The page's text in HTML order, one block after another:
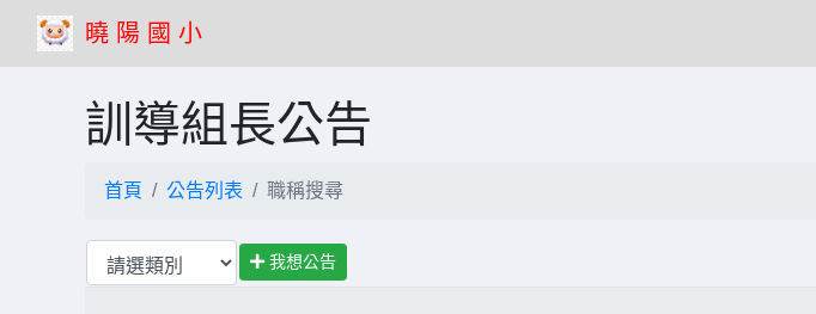
曉 陽 國 小
訓導組長公告
首頁 公告列表 職稱搜尋
我想公告